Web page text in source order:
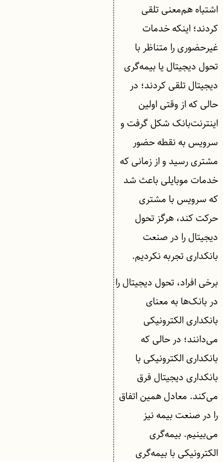
اشتباه هم‌معنی تلقی
کردند؛ اینکه خدمات
غیرحضوری را متناظر با
تحول دیجیتال یا بیمه‌گری
دیجیتال تلقی کردند؛ در
حالی که از وقتی اولین
اینترنت‌بانک شکل گرفت و
سرویس به نقطه حضور
مشتری رسید و از زمانی که
خدمات موبایلی باعث شد
که سرویس با مشتری
حرکت کند، هرگز تحول
دیجیتال را در صنعت
بانکداری تجربه نکردیم.
برخی افراد، تحول دیجیتال را
در بانک‌ها به معنای
بانکداری الکترونیکی
می‌دانند؛ در حالی که
بانکداری الکترونیکی با
بانکداری دیجیتال فرق
می‌کند. معادل همین اتفاق
را در صنعت بیمه نیز
می‌بینیم. بیمه‌گری
الکترونیکی با بیمه‌گری